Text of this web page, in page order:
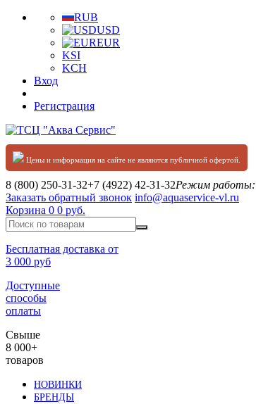
RUB
USD
EUR
KSI
KCH
Вход
Регистрация
Цены и информация на сайте не являются публичной офертой.
8 (800) 250-31-32+7 (4922) 42-31-32Режим
Заказать обратный звонок info@aquaservice-vl.ru
Корзина 0 0 руб.
Бесплатная доставка от
3 000 руб
Доступные
способы
оплаты
Свыше
8 000+
товаров
НОВИНКИ
БРЕНДЫ